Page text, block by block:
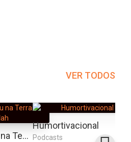
VER TODOS
Hermanoteu na Terra de Godah
Humortivacional
Podcasts